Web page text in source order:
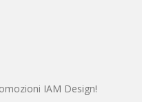
IAM Design!